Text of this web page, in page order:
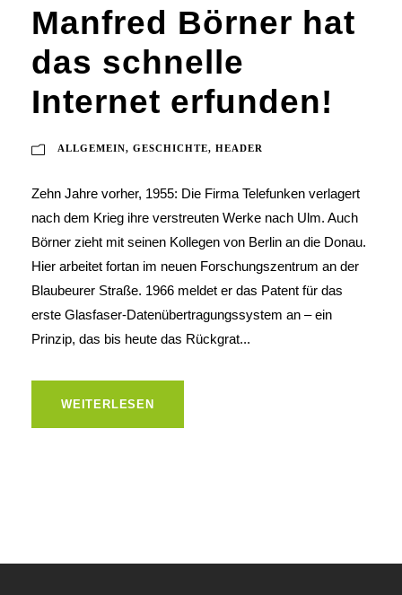
Manfred Börner hat
das schnelle
Internet erfunden!
ALLGEMEIN, GESCHICHTE, HEADER
Zehn Jahre vorher, 1955: Die Firma Telefunken verlagert
nach dem Krieg ihre verstreuten Werke nach Ulm. Auch
Börner zieht mit seinen Kollegen von Berlin an die Donau.
Hier arbeitet fortan im neuen Forschungszentrum an der
Blaubeurer Straße. 1966 meldet er das Patent für das
erste Glasfaser-Datenübertragungssystem an – ein
Prinzip, das bis heute das Rückgrat...
WEITERLESEN